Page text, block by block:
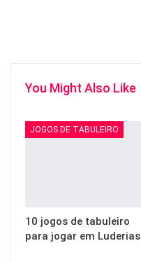
You Might Also Like
JOGOS DE TABULEIRO
10 jogos de tabuleiro
para jogar em Luderias